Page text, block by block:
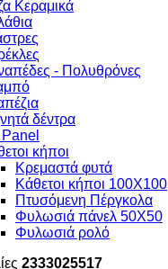
Κεραμικά
- Πολυθρόνες
δέντρα
κήποι
Κρεμαστά φυτά
Κάθετοι κήποι 100Χ100
Πτυσόμενη Πέργκολα
Φυλωσιά πάνελ 50Χ50
Φυλωσιά ρολό
2333025517